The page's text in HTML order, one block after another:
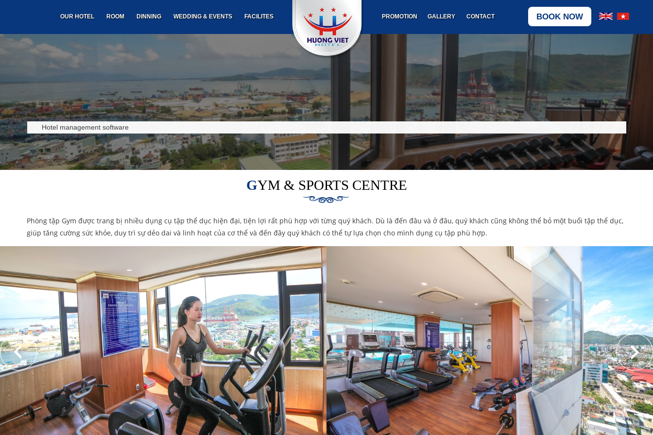
OUR HOTEL ROOM DINNING WEDDING & EVENTS FACILITES PROMOTION GALLERY CONTACT BOOK NOW
Hotel management software
GYM & SPORTS CENTRE
Phòng tập Gym được trang bị nhiều dụng cụ tập thể dục hiện đại, tiện lợi rất phù hợp với từng quý khách. Dù là đến đâu và ở đâu, quý khách cũng không thể bỏ một buổi tập thể dục,
giúp tăng cường sức khỏe, duy trì sự dẻo dai và linh hoạt của cơ thể và đến đây quý khách có thể tự lựa chọn cho mình dụng cụ tập phù hợp.